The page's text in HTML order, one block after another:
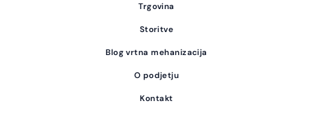
Trgovina
Storitve
Blog vrtna mehanizacija
O podjetju
Kontakt